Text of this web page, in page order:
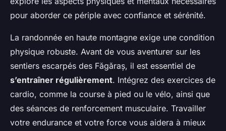
pour aborder ce périple avec confiance et sérénité.
La randonnée en haute montagne exige une condition
physique robuste. Avant de vous aventurer sur les
sentiers escarpés des Făgăraș, il est essentiel de
s’entraîner régulièrement. Intégrez des exercices de
cardio, comme la course à pied ou le vélo, ainsi que
des séances de renforcement musculaire. Travailler
votre endurance et votre force vous aidera à mieux